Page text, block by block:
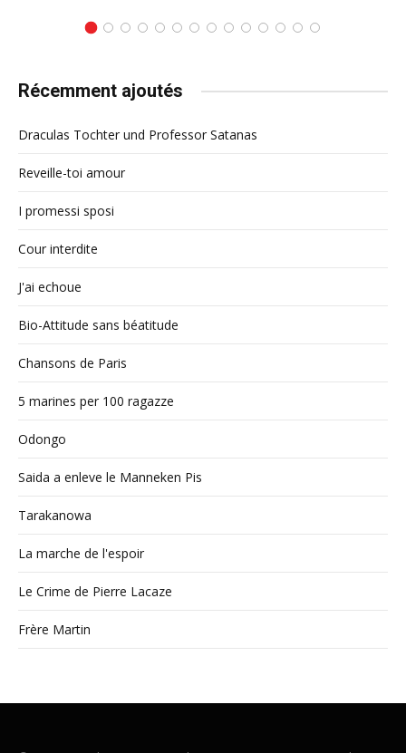
Récemment ajoutés
Draculas Tochter und Professor Satanas
Reveille-toi amour
I promessi sposi
Cour interdite
J'ai echoue
Bio-Attitude sans béatitude
Chansons de Paris
5 marines per 100 ragazze
Odongo
Saida a enleve le Manneken Pis
Tarakanowa
La marche de l'espoir
Le Crime de Pierre Lacaze
Frère Martin